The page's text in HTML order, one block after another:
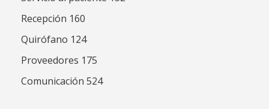
Recepción 160
Quirófano 124
Proveedores 175
Comunicación 524